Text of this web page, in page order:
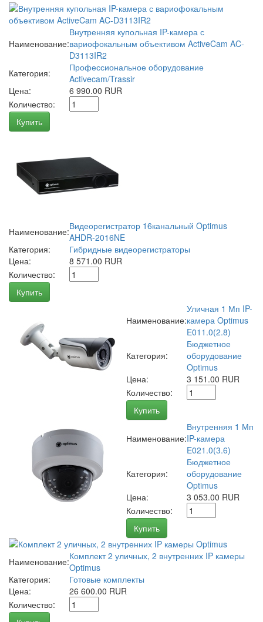
Наименование:
Внутренняя купольная IP-камера с
вариофокальным объективом ActiveCam AC-
D3113IR2
Категория:
Профессиональное оборудование
Activecam/Trassir
Цена:
6 990.00 RUR
Количество:
Купить
Наименование:Видеорегистратор 16канальный Optimus
AHDR-2016NE
Категория:
Гибридные видеорегистраторы
Цена:
8 571.00 RUR
Количество:
Купить
Наименование:
Уличная 1 Мп IP-
камера Optimus
E011.0(2.8)
Категория:
Бюджетное
оборудование
Optimus
Цена:
3 151.00 RUR
Количество:
Купить
Наименование:
Внутренняя 1 Мп
IP-камера
E021.0(3.6)
Категория:
Бюджетное
оборудование
Optimus
Цена:
3 053.00 RUR
Количество:
Купить
Наименование:Комплект 2 уличных, 2 внутренних IP камеры
Optimus
Категория:
Готовые комплекты
Цена:
26 600.00 RUR
Количество: